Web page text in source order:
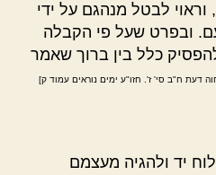
לבטל מנהגם על ידי
ובפרט שעל פי הקבלה
כלל בין ברוך שאמר
דעת ח"ב סי' ז'. חזו"ע ימים נוראים עמוד ק]
יד ולהגיה מעצמם